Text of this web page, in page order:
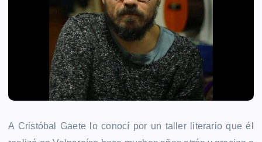
A Cristóbal Gaete lo conocí por un taller literario que él